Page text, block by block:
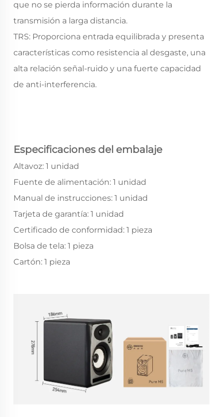
que no se pierda información durante la
transmisión a larga distancia.
TRS: Proporciona entrada equilibrada y presenta
características como resistencia al desgaste, una
alta relación señal-ruido y una fuerte capacidad
de anti-interferencia.
Especificaciones del embalaje
Altavoz: 1 unidad
Fuente de alimentación: 1 unidad
Manual de instrucciones: 1 unidad
Tarjeta de garantía: 1 unidad
Certificado de conformidad: 1 pieza
Bolsa de tela: 1 pieza
Cartón: 1 pieza